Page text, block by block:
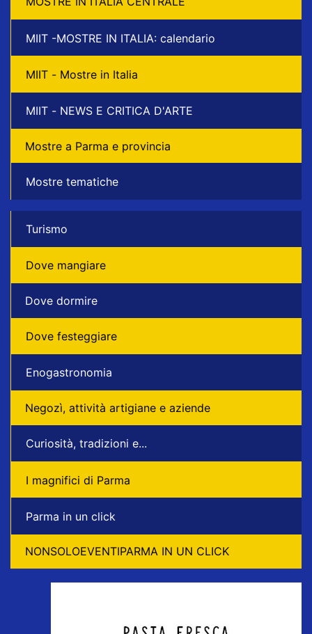
MIIT -MOSTRE IN ITALIA: calendario
MIIT - Mostre in Italia
MIIT - NEWS E CRITICA D'ARTE
Mostre a Parma e provincia
Mostre tematiche
Turismo
Dove mangiare
Dove dormire
Dove festeggiare
Enogastronomia
Negozì, attività artigiane e aziende
Curiosità, tradizioni e...
I magnifici di Parma
Parma in un click
NONSOLOEVENTIPARMA IN UN CLICK